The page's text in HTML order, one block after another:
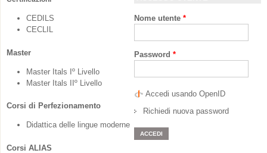
CEDILS
CECLIL
Master
Master Itals Iº Livello
Master Itals IIº Livello
Corsi di Perfezionamento
Didattica delle lingue moderne
Corsi ALIAS
Nome utente *
Password *
Accedi usando OpenID
Richiedi nuova password